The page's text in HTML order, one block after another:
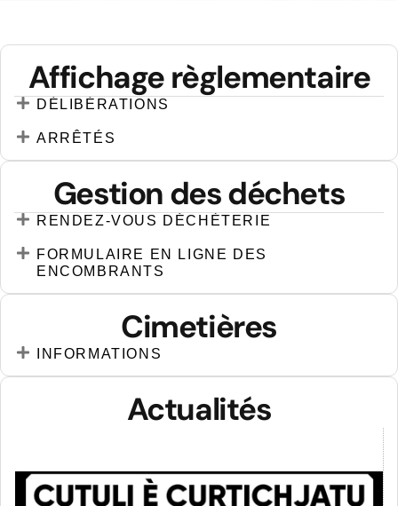
Affichage règlementaire
DÉLIBÉRATIONS
ARRÊTÉS
Gestion des déchets
RENDEZ-VOUS DÉCHÈTERIE
FORMULAIRE EN LIGNE DES
ENCOMBRANTS
Cimetières
INFORMATIONS
Actualités